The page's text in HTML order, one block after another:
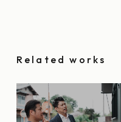
Related works